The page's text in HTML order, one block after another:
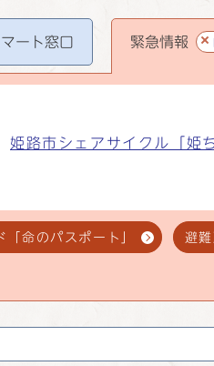
ート窓口 緊急情報
姫路市シェアサイクル「姫
「命のパスポート」 避